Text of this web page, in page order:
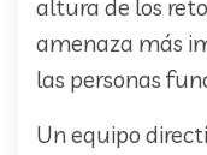
altura de los
amenaza más
las personas
Un equipo